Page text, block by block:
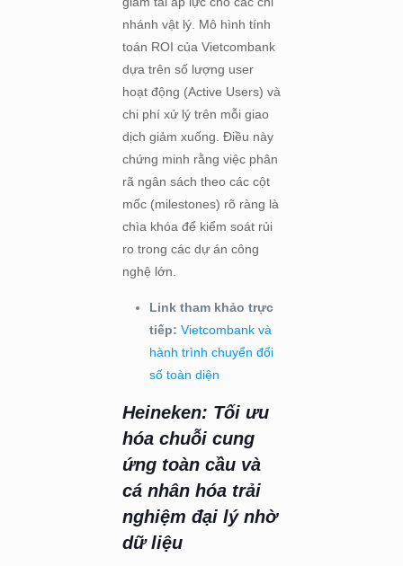
nhánh vật lý. Mô hình tính
toán ROI của Vietcombank
dựa trên số lượng user
hoạt động (Active Users) và
chi phí xử lý trên mỗi giao
dịch giảm xuống. Điều này
chứng minh rằng việc phân
rã ngân sách theo các cột
mốc (milestones) rõ ràng là
chìa khóa để kiểm soát rủi
ro trong các dự án công
nghệ lớn.
Link tham khảo trực
tiếp: Vietcombank và
hành trình chuyển đổi
số toàn diện
Heineken: Tối ưu
hóa chuỗi cung
ứng toàn cầu và
cá nhân hóa trải
nghiệm đại lý nhờ
dữ liệu